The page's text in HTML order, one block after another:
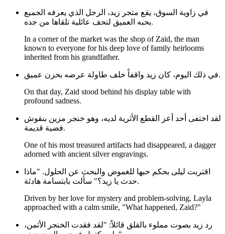
في زاوية السوق، يقع متجر زيد، الرجل الذي يعرفه الجميع
بحبه العميق لتحف عائلية تلقاها من جده.
In a corner of the market was the shop of Zaid, the man
known to everyone for his deep love of family heirlooms
inherited from his grandfather.
في ذلك اليوم، كان زيد واقفاً خلف طاولة عرضه بحزن عميق.
On that day, Zaid stood behind his display table with
profound sadness.
لقد اختفى أحد أعز القطع الأثرية لديه، وهو خنجر مزين بنقوش
فضية قديمة.
One of his most treasured artifacts had disappeared, a dagger
adorned with ancient silver engravings.
اقتربت ليلى بحكم حبها للغموض والبحث عن الحلول. "ماذا
حدث يا زيد؟" سألت بابتسامة هادئة.
Driven by her love for mystery and problem-solving, Layla
approached with a calm smile, "What happened, Zaid?"
رد زيد بصوت مملوء بالقلق قائلاً: "لقد فقدت الخنجر الأثمن،